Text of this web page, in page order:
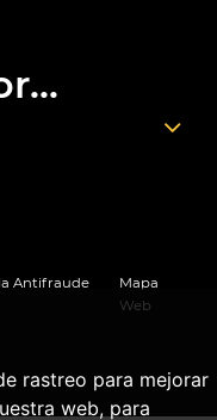
rastreo para mejorar
web, para
Antifraude
Mapa
Web